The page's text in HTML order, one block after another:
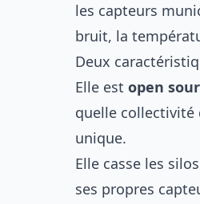
les capteurs
bruit, la
Deux
Elle est open
quelle collectivité
unique.
Elle casse les
ses propres